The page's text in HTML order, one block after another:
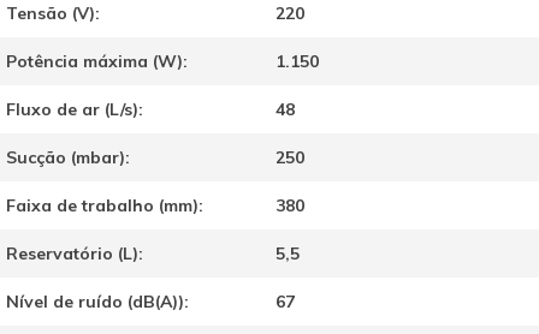
Tensão (V): 220
Potência máxima (W): 1.150
Fluxo de ar (L/s): 48
Sucção (mbar): 250
Faixa de trabalho (mm): 380
Reservatório (L): 5,5
Nível de ruído (dB(A)): 67